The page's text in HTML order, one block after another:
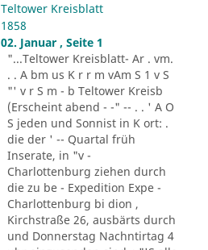
Teltower Kreisblatt
1858
02. Januar , Seite 1
"...Teltower Kreisblatt- Ar . vm.
. . A bm us K r r m vAm S 1 v S
"' v r S m - b Teltower Kreisb
(Erscheint abend - -" -- . . ' A O
S jeden und Sonnist in K ort: .
die der ' -- Quartal früh
Inserate, in "v -
Charlottenburg ziehen durch
die zu be - Expedition Expe -
Charlottenburg bi dion ,
Kirchstraße 26, ausbärts durch
und Donnerstag Nachntirtag 4